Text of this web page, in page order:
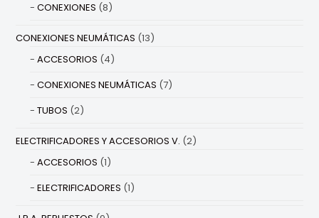
CONEXIONES (8)
CONEXIONES NEUMÁTICAS (13)
ACCESORIOS (4)
CONEXIONES NEUMÁTICAS (7)
TUBOS (2)
ELECTRIFICADORES Y ACCESORIOS V. (2)
ACCESORIOS (1)
ELECTRIFICADORES (1)